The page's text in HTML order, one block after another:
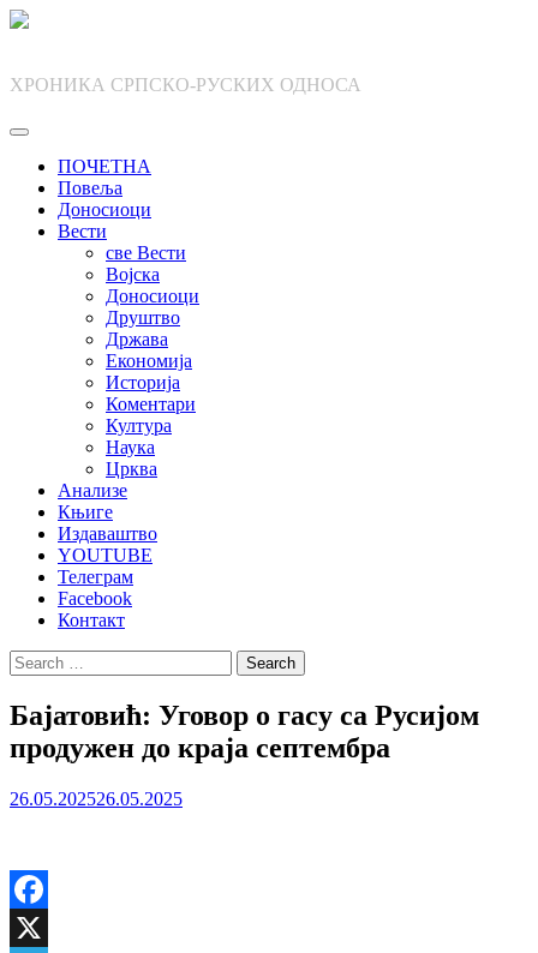
Skip
ХРОНИКА СРПСКО-РУСКИХ ОДНОСА
ПОЧЕТНА
Повеља
Доносиоци
Вести
све Вести
Војска
Доносиоци
Друштво
Држава
Економија
Историја
Коментари
Култура
Наука
Црква
Анализе
Књиге
Издаваштво
YOUTUBE
Телеграм
Facebook
Контакт
Search
for:
Бајатовић: Уговор о гасу са Русијом
продужен до краја септембра
26.05.202526.05.2025
Facebook